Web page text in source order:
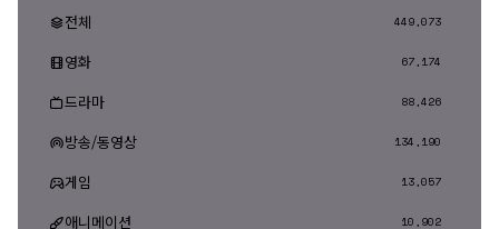
전체 449,073
영화 67,174
드라마 88,426
방송/동영상 134,190
게임 13,057
애니메이션 10,902